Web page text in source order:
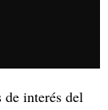
interés del